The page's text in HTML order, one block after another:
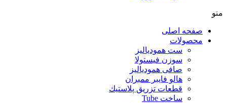
منو
صفحه اصلی
محصولات
ست همودیالیز
سوزن فیستولا
صافی همودیالیز
هالو فایبر ممبران
قطعات تزريق پلاستيك
ساخت Tube